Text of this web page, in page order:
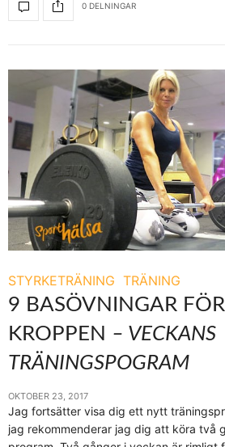
0 DELNINGAR
STYRKETRÄNING TRÄNING
9 BASÖVNINGAR
KROPPEN – VECKANS
TRÄNINGSPOGRAM
OKTOBER 23, 2017
Jag fortsätter visa dig ett nytt
jag rekommenderar jag dig att köra två